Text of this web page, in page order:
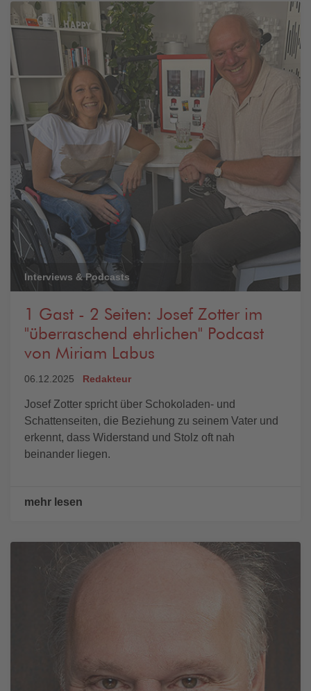
Interviews & Podcasts
1 Gast - 2 Seiten: Josef Zotter im
"überraschend ehrlichen" Podcast
von Miriam Labus
06.12.2025 Redakteur
Josef Zotter spricht über Schokoladen- und
Schattenseiten, die Beziehung zu seinem Vater und
erkennt, dass Widerstand und Stolz oft nah
beinander liegen.
mehr lesen